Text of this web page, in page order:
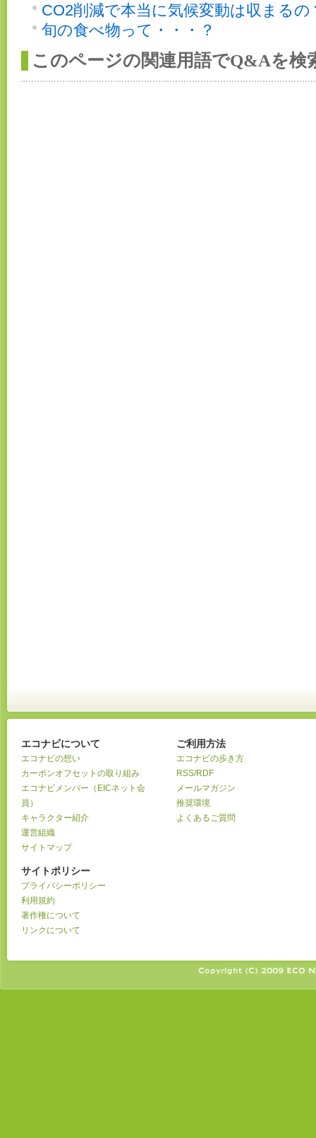
CO2削減で本当に気候変動は収まるの
旬の食べ物って・・・？
このページの関連用語でQ&Aを検
エコナビについて
エコナビの想い
カーボンオフセットの取り組み
エコナビメンバー（EICネット会
員）
キャラクター紹介
運営組織
サイトマップ
サイトポリシー
プライバシーポリシー
利用規約
著作権について
リンクについて
ご利用方法
エコナビの歩き方
RSS/RDF
メールマガジン
推奨環境
よくあるご質問